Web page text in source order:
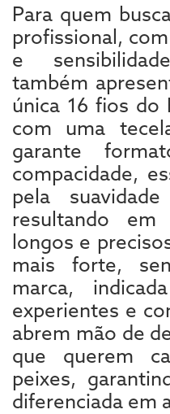
Para quem
profissional,
e
também
única 16 fios do
com uma
garante
compacidade,
pela
resultando em
longos e
mais forte,
marca,
experientes e
abrem mão de
que querem
peixes,
diferenciada em